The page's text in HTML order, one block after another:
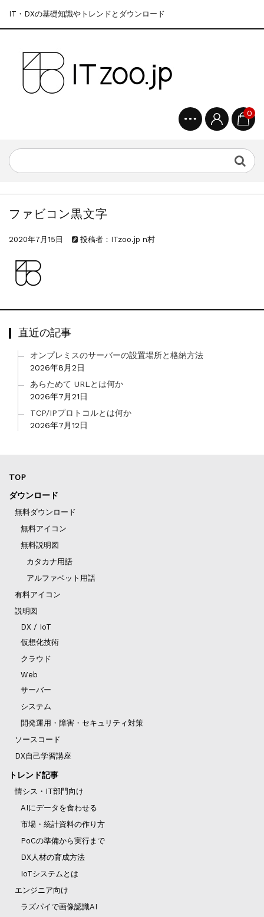
IT・DXの基礎知識やトレンドとダウンロード
0
ファビコン黒文字
2020年7月15日 投稿者：ITzoo.jp n村
直近の記事
オンプレミスのサーバーの設置場所と格納方法
2026年8月2日
あらためて URLとは何か
2026年7月21日
TCP/IPプロトコルとは何か
2026年7月12日
TOP
ダウンロード
無料ダウンロード
無料アイコン
無料説明図
カタカナ用語
アルファベット用語
有料アイコン
説明図
DX / IoT
仮想化技術
クラウド
Web
サーバー
システム
開発運用・障害・セキュリティ対策
ソースコード
DX自己学習講座
トレンド記事
情シス・IT部門向け
AIにデータを食わせる
市場・統計資料の作り方
PoCの準備から実行まで
DX人材の育成方法
IoTシステムとは
エンジニア向け
ラズパイで画像認識AI